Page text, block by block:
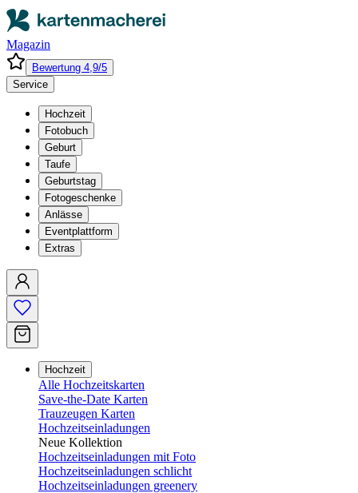
Magazin
Bewertung 4,9/5
Service
Hochzeit
Fotobuch
Geburt
Taufe
Geburtstag
Fotogeschenke
Anlässe
Eventplattform
Extras
Hochzeit
Alle Hochzeitskarten
Save-the-Date Karten
Trauzeugen Karten
Hochzeitseinladungen
Neue Kollektion
Hochzeitseinladungen mit Foto
Hochzeitseinladungen schlicht
Hochzeitseinladungen greenery